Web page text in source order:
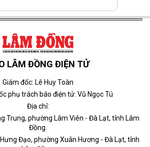
LÂM ĐỒNG ĐIỆN TỬ
Giám đốc: Lê Huy Toàn
phụ trách báo điện tử: Vũ Ngọc Tú
Địa chỉ:
Trung, phường Lâm Viên - Đà Lạt, tỉnh Lâm
Đồng.
Đạo, phường Xuân Hương - Đà Lạt, tỉnh